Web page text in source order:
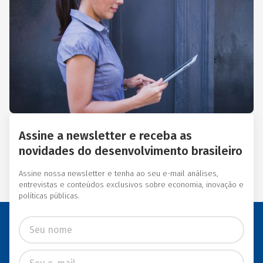
Acción Internacional, Banco
Interamericano de
Desenvolvimento (BID),
Inter-American Foundation
e Women’s World Banking.
Assine a newsletter e receba as
novidades do desenvolvimento brasileiro
Assine nossa newsletter e tenha ao seu e-mail análises,
entrevistas e conteúdos exclusivos sobre economia, inovação e
políticas públicas.